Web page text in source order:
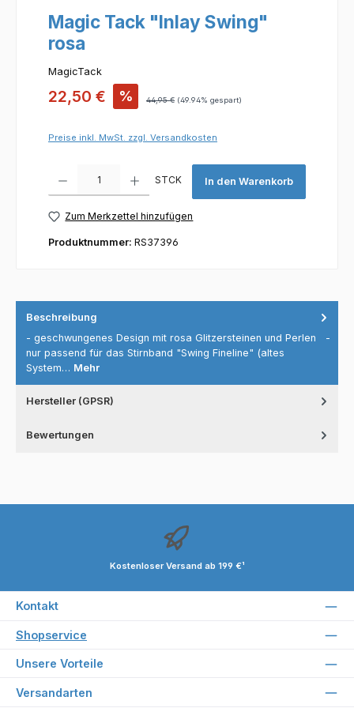
Magic Tack "Inlay Swing"
rosa
MagicTack
Verkaufspreis:
22,50 € % Regulärer Preis:
44,95 € (49.94% gespart)
Preise inkl. MwSt. zzgl. Versandkosten
STCK In den Warenkorb
Zum Merkzettel hinzufügen
Produktnummer: RS37396
Beschreibung
- geschwungenes Design mit rosa Glitzersteinen und Perlen -
nur passend für das Stirnband "Swing Fineline" (altes
System… Mehr
Hersteller (GPSR)
Bewertungen
Kostenloser Versand ab 199 €¹
Kontakt
Shopservice
Unsere Vorteile
Versandarten